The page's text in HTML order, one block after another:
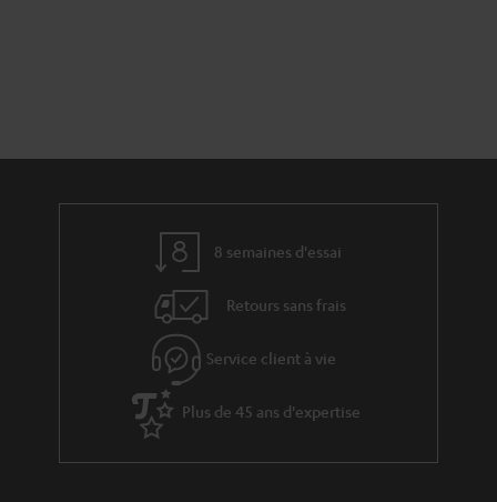
8 semaines d'essai
Retours sans frais
Service client à vie
Plus de 45 ans d'expertise